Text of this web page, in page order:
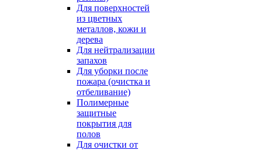
Для поверхностей
из цветных
металлов, кожи и
дерева
Для нейтрализации
запахов
Для уборки после
пожара (очистка и
отбеливание)
Полимерные
защитные
покрытия для
полов
Для очистки от